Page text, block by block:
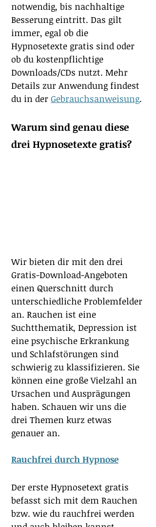
notwendig, bis nachhaltige
Besserung eintritt. Das gilt
immer, egal ob die
Hypnosetexte gratis sind oder
ob du kostenpflichtige
Downloads/CDs nutzt. Mehr
Details zur Anwendung findest
du in der Gebrauchsanweisung.
Warum sind genau diese
drei Hypnosetexte gratis?
Wir bieten dir mit den drei
Gratis-Download-Angeboten
einen Querschnitt durch
unterschiedliche Problemfelder
an. Rauchen ist eine
Suchtthematik, Depression ist
eine psychische Erkrankung
und Schlafstörungen sind
schwierig zu klassifizieren. Sie
können eine große Vielzahl an
Ursachen und Ausprägungen
haben. Schauen wir uns die
drei Themen kurz etwas
genauer an.
Rauchfrei durch Hypnose
Der erste Hypnosetext gratis
befasst sich mit dem Rauchen
bzw. wie du rauchfrei werden